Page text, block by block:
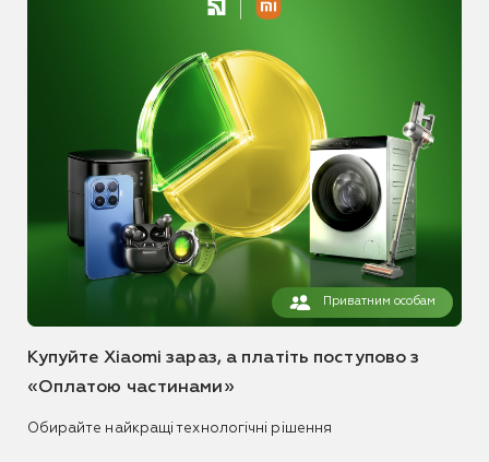
Приватним особам
Купуйте Xiaomi зараз, а платіть поступово з
«Оплатою частинами»
Обирайте найкращі технологічні рішення